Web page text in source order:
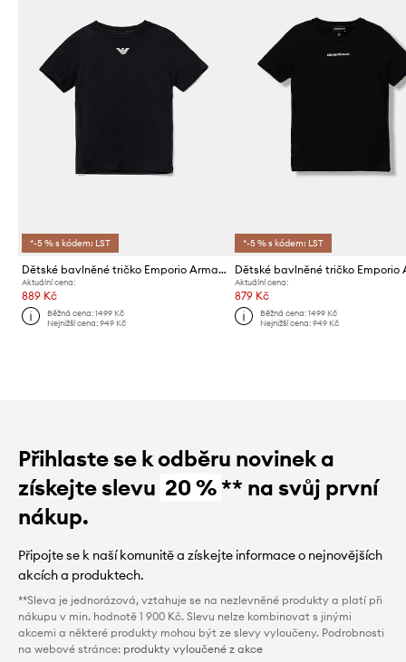
*-5 % s kódem: LST
Dětské bavlněné tričko Emporio Armani
Aktuální cena:
889 Kč
Běžná cena:1499 Kč
Nejnižší cena:949 Kč
*-5 % s kódem: LST
Aktuální cena:
879 Kč
Běžná cena: 1499 Kč
Nejnižší cena: 949 Kč
Přihlaste se k odběru novinek a
získejte slevu 20 %** na svůj první
nákup.
Připojte se k naší komunitě a získejte informace o nejnovějších
akcích a produktech.
**Sleva je jednorázová, vztahuje se na nezlevněné produkty a platí při
nákupu v min. hodnotě 1 900 Kč. Slevu nelze kombinovat s jinými
akcemi a některé produkty mohou být ze slevy vyloučeny. Podrobnosti
na webové stránce: produkty vyloučené z akce